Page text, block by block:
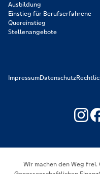
Ausbildung
Einstieg für Berufserfahrene
Quereinstieg
Stellenangebote
ImpressumDatenschutz
Wir machen den Weg